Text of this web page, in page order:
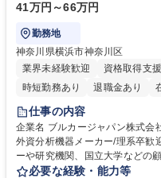
41万円～66万円
勤務地
神奈川県横浜市神奈川区
業界未経験歓迎
資格取得支
時短勤務あり
退職金あり
仕事の内容
企業名 ブルカージャパン株式会社 求人名 【横浜/分析機器(NMR）営
外資分析機器メーカー/理系卒歓迎/インセンテ
ーや研究機関、国立大学などの
係を築き、分析機器（NMR）の
必要な経験・能力等